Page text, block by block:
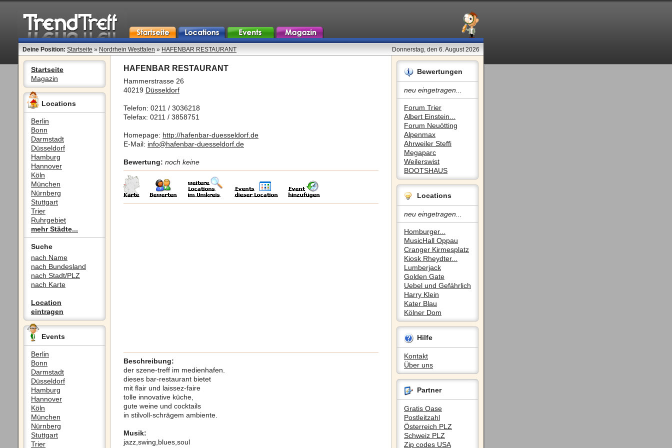
Deine Position: Startseite » Nordrhein Westfalen » HAFENBAR RESTAURANT Donnerstag, den 6. August 2026
Startseite
Magazin
Locations
Berlin
Bonn
Darmstadt
Düsseldorf
Hamburg
Hannover
Köln
München
Nürnberg
Stuttgart
Trier
Ruhrgebiet
mehr Städte...
Suche
nach Name
nach Bundesland
nach Stadt/PLZ
nach Karte
Location
eintragen
Events
Berlin
Bonn
Darmstadt
Düsseldorf
Hamburg
Hannover
Köln
München
Nürnberg
Stuttgart
Trier
Bewertungen
neu eingetragen...
Forum Trier
Albert Einstein...
Forum Neuötting
Alpenmax
Ahrweiler Steffi
Megaparc
Weilerswist
BOOTSHAUS
Locations
neu eingetragen...
Homburger...
MusicHall Oppau
Cranger Kirmesplatz
Kiosk Rheydter...
Lumberjack
Golden Gate
Uebel und Gefährlich
Harry Klein
Kater Blau
Kölner Dom
Hilfe
Kontakt
Über uns
Partner
Gratis Oase
Postleitzahl
Österreich PLZ
Schweiz PLZ
Zip codes USA
HAFENBAR RESTAURANT
Hammerstrasse 26
40219 Düsseldorf
Telefon: 0211 / 3036218
Telefax: 0211 / 3858751
Homepage: http://hafenbar-duesseldorf.de
E-Mail: info@hafenbar-duesseldorf.de
Bewertung: noch keine
Beschreibung:
der szene-treff im medienhafen.
dieses bar-restaurant bietet
mit flair und laissez-faire
tolle innovative küche,
gute weine und cocktails
in stilvoll-schrägem ambiente.
Musik:
jazz,swing,blues,soul